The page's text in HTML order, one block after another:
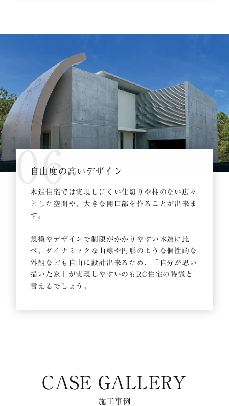
06
自由度の高いデザイン
木造住宅では実現しにくい仕切りや柱のない広々
とした空間や、大きな開口部を作ることが出来ま
す。
規模やデザインで制限がかかりやすい木造に比
べ、ダイナミックな曲線や円形のような個性的な
外観なども自由に設計出来るため、「自分が思い
描いた家」が実現しやすいのもRC住宅の特徴と
言えるでしょう。
CASE GALLERY
施⼯事例